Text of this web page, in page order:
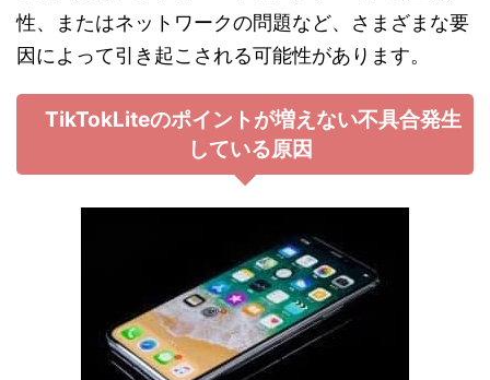
性、またはネットワークの問題など、さまざまな要
因によって引き起こされる可能性があります。
TikTokLiteのポイントが増えない不具合発生
している原因